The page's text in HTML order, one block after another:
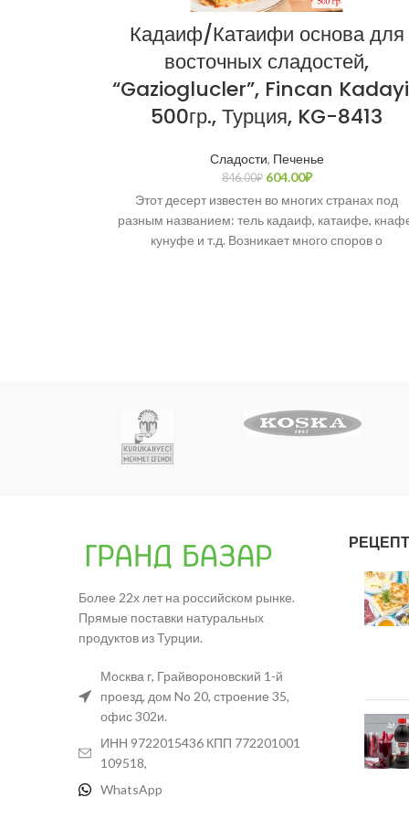
Кадаиф/Катаифи основа для
восточных сладостей,
“Gazioglucler”, Fincan
500гр., Турция, KG-8413
Сладости, Печенье
846.00₽ 604.00₽
Этот десерт известен во многих странах под
разным названием: тель кадаиф, катаифе,
кунуфе и т.д. Возникает много споров о
Более 22х лет на российском рынке.
Прямые поставки натуральных
продуктов из Турции.
Москва г, Грайвороновский 1-й
проезд, дом No 20, строение 35,
офис 302и.
ИНН 9722015436 КПП 772201001
109518,
WhatsApp